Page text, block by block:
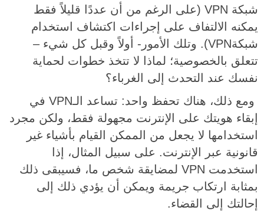
شبكة VPN (على الرغم من أن عددًا قليلاً فقط
يمكنه الالتفاف على إجراءات اكتشاف استخدام
شبكةVPN). وتلك الأمور- أولاً وقبل كل شيء –
تتعلق بالخصوصية؛ لماذا لا تتخذ خطوات لحماية
نفسك عند التحدث إلى الغرباء؟
ومع ذلك، هناك تحفظ واحد: تساعد الـVPN في
إبقاء هويتك على الإنترنت مجهولة فقط، ولكن مجرد
استخدامها لا يجعل من الممكن القيام بأشياء غير
قانونية عبر الإنترنت. على سبيل المثال، إذا
استخدمت VPN لمضايقة شخص ما، فسيبقى ذلك
بمثابة ارتكاب جريمة ويمكن أن يؤدي ذلك إلى
إحالتك إلى القضاء.